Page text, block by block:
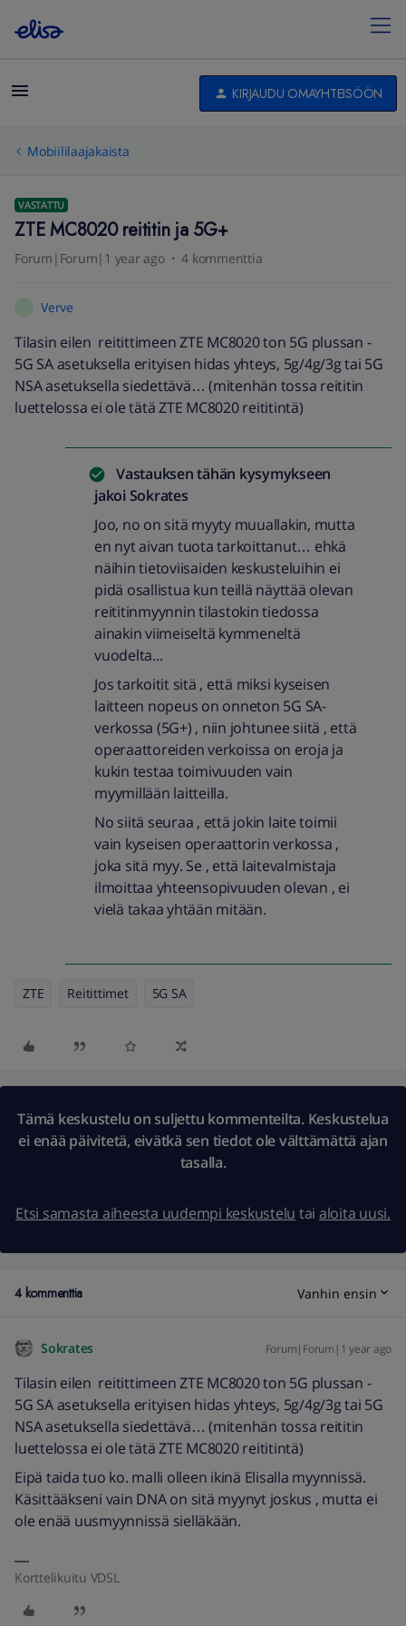
KIRJAUDU OMAYHTEISÖÖN
Mobiililaajakaista
VASTATTU
ZTE MC8020 reititin ja 5G+
Forum|Forum|1 year ago 4 kommenttia
Verve
Tilasin eilen reitittimeen ZTE MC8020 ton 5G plussan -
5G SA asetuksella erityisen hidas yhteys, 5g/4g/3g tai 5G
NSA asetuksella siedettävä… (mitenhän tossa reititin
luettelossa ei ole tätä ZTE MC8020 reititintä)
Vastauksen tähän kysymykseen
jakoi Sokrates
Joo, no on sitä myyty muuallakin, mutta
en nyt aivan tuota tarkoittanut… ehkä
näihin tietoviisaiden keskusteluihin ei
pidä osallistua kun teillä näyttää olevan
reititinmyynnin tilastokin tiedossa
ainakin viimeiseltä kymmeneltä
vuodelta...
Jos tarkoitit sitä , että miksi kyseisen
laitteen nopeus on onneton 5G SA-
verkossa (5G+) , niin johtunee siitä , että
operaattoreiden verkoissa on eroja ja
kukin testaa toimivuuden vain
myymillään laitteilla.
No siitä seuraa , että jokin laite toimii
vain kyseisen operaattorin verkossa ,
joka sitä myy. Se , että laitevalmistaja
ilmoittaa yhteensopivuuden olevan , ei
vielä takaa yhtään mitään.
ZTE Reitittimet 5G SA
Tämä keskustelu on suljettu kommenteilta. Keskustelua
ei enää päivitetä, eivätkä sen tiedot ole välttämättä ajan
tasalla.
Etsi samasta aiheesta uudempi keskustelu tai aloita uusi.
4 kommenttia Vanhin ensin
Sokrates Forum|Forum|1 year ago
Tilasin eilen reitittimeen ZTE MC8020 ton 5G plussan -
5G SA asetuksella erityisen hidas yhteys, 5g/4g/3g tai 5G
NSA asetuksella siedettävä… (mitenhän tossa reititin
luettelossa ei ole tätä ZTE MC8020 reititintä)
Eipä taida tuo ko. malli olleen ikinä Elisalla myynnissä.
Käsittääkseni vain DNA on sitä myynyt joskus , mutta ei
ole enää uusmyynnissä sielläkään.
Korttelikuitu VDSL